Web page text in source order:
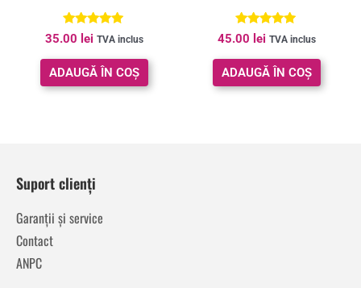
Evaluat la
5.00
din 5
35.00 lei TVA inclus
ADAUGĂ ÎN COȘ
Evaluat la
5.00
din 5
45.00 lei TVA inclus
ADAUGĂ ÎN COȘ
Suport clienți
Garanții și service
Contact
ANPC